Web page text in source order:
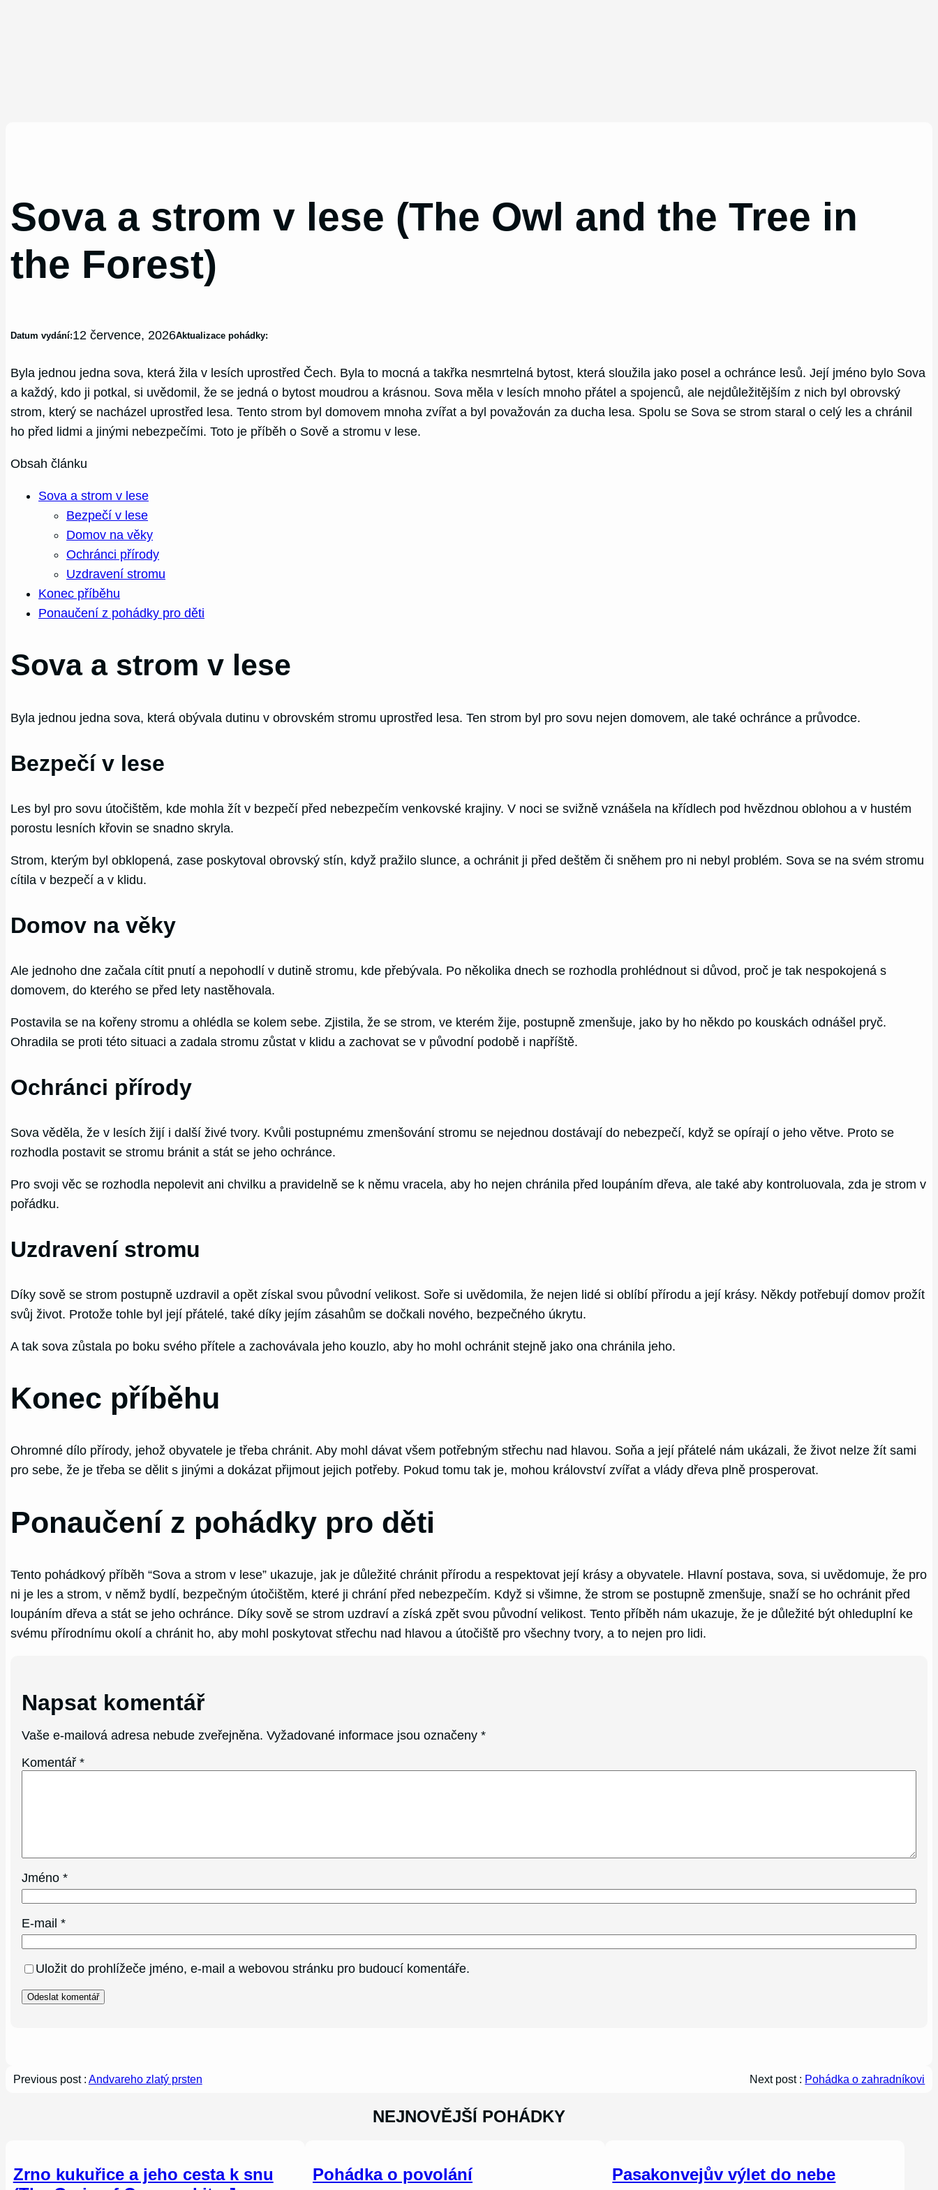
Sova a strom v lese (The Owl and the Tree in
the Forest)
Datum vydání:12 července, 2026Aktualizace pohádky:
Byla jednou jedna sova, která žila v lesích uprostřed Čech. Byla to mocná a takřka nesmrtelná bytost, která sloužila jako posel a ochránce lesů. Její jméno bylo Sova
a každý, kdo ji potkal, si uvědomil, že se jedná o bytost moudrou a krásnou. Sova měla v lesích mnoho přátel a spojenců, ale nejdůležitějším z nich byl obrovský
strom, který se nacházel uprostřed lesa. Tento strom byl domovem mnoha zvířat a byl považován za ducha lesa. Spolu se Sova se strom staral o celý les a chránil
ho před lidmi a jinými nebezpečími. Toto je příběh o Sově a stromu v lese.
Obsah článku
Sova a strom v lese
Bezpečí v lese
Domov na věky
Ochránci přírody
Uzdravení stromu
Konec příběhu
Ponaučení z pohádky pro děti
Sova a strom v lese
Byla jednou jedna sova, která obývala dutinu v obrovském stromu uprostřed lesa. Ten strom byl pro sovu nejen domovem, ale také ochránce a průvodce.
Bezpečí v lese
Les byl pro sovu útočištěm, kde mohla žít v bezpečí před nebezpečím venkovské krajiny. V noci se svižně vznášela na křídlech pod hvězdnou oblohou a v hustém
porostu lesních křovin se snadno skryla.
Strom, kterým byl obklopená, zase poskytoval obrovský stín, když pražilo slunce, a ochránit ji před deštěm či sněhem pro ni nebyl problém. Sova se na svém stromu
cítila v bezpečí a v klidu.
Domov na věky
Ale jednoho dne začala cítit pnutí a nepohodlí v dutině stromu, kde přebývala. Po několika dnech se rozhodla prohlédnout si důvod, proč je tak nespokojená s
domovem, do kterého se před lety nastěhovala.
Postavila se na kořeny stromu a ohlédla se kolem sebe. Zjistila, že se strom, ve kterém žije, postupně zmenšuje, jako by ho někdo po kouskách odnášel pryč.
Ohradila se proti této situaci a zadala stromu zůstat v klidu a zachovat se v původní podobě i napříště.
Ochránci přírody
Sova věděla, že v lesích žijí i další živé tvory. Kvůli postupnému zmenšování stromu se nejednou dostávají do nebezpečí, když se opírají o jeho větve. Proto se
rozhodla postavit se stromu bránit a stát se jeho ochránce.
Pro svoji věc se rozhodla nepolevit ani chvilku a pravidelně se k němu vracela, aby ho nejen chránila před loupáním dřeva, ale také aby kontroluovala, zda je strom v
pořádku.
Uzdravení stromu
Díky sově se strom postupně uzdravil a opět získal svou původní velikost. Soře si uvědomila, že nejen lidé si oblíbí přírodu a její krásy. Někdy potřebují domov prožít
svůj život. Protože tohle byl její přátelé, také díky jejím zásahům se dočkali nového, bezpečného úkrytu.
A tak sova zůstala po boku svého přítele a zachovávala jeho kouzlo, aby ho mohl ochránit stejně jako ona chránila jeho.
Konec příběhu
Ohromné dílo přírody, jehož obyvatele je třeba chránit. Aby mohl dávat všem potřebným střechu nad hlavou. Soňa a její přátelé nám ukázali, že život nelze žít sami
pro sebe, že je třeba se dělit s jinými a dokázat přijmout jejich potřeby. Pokud tomu tak je, mohou království zvířat a vlády dřeva plně prosperovat.
Ponaučení z pohádky pro děti
Tento pohádkový příběh “Sova a strom v lese” ukazuje, jak je důležité chránit přírodu a respektovat její krásy a obyvatele. Hlavní postava, sova, si uvědomuje, že pro
ni je les a strom, v němž bydlí, bezpečným útočištěm, které ji chrání před nebezpečím. Když si všimne, že strom se postupně zmenšuje, snaží se ho ochránit před
loupáním dřeva a stát se jeho ochránce. Díky sově se strom uzdraví a získá zpět svou původní velikost. Tento příběh nám ukazuje, že je důležité být ohleduplní ke
svému přírodnímu okolí a chránit ho, aby mohl poskytovat střechu nad hlavou a útočiště pro všechny tvory, a to nejen pro lidi.
Napsat komentář
Vaše e-mailová adresa nebude zveřejněna. Vyžadované informace jsou označeny*
Komentář*
Jméno*
E-mail*
Uložit do prohlížeče jméno, e-mail a webovou stránku pro budoucí komentáře.
Previous post : Andvareho zlatý prsten Next post : Pohádka o zahradníkovi
NEJNOVĚJŠÍ POHÁDKY
Zrno kukuřice a jeho cesta k snu
Pohádka o povolání Pasakonvejův výlet do nebe